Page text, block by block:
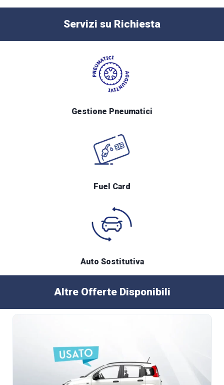
Servizi su Richiesta
Gestione Pneumatici
Fuel Card
Auto Sostitutiva
Altre Offerte Disponibili